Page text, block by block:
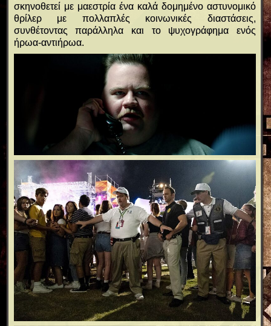
σκηνοθετεί με μαεστρία ένα καλά δομημένο αστυνομικό
θρίλερ με πολλαπλές κοινωνικές διαστάσεις,
συνθέτοντας παράλληλα και το ψυχογράφημα ενός
ήρωα-αντιήρωα.